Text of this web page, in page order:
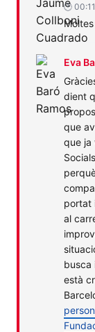
Collboni
Cuadrado
Socials
🕐
Eva
Baró
Ramos
ERC
Assumptes
Socials
Habitatge
Eva
dient
que
que ja
portat
al
busca
està